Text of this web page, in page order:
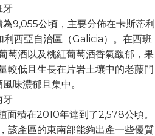
牙
9,055公頃，主要分佈在卡斯蒂利
西亞自治區（Galicia）。在西班
萄酒以及桃紅葡萄酒香氣馥郁，果
較低且生長在片岩土壤中的老藤門
味濃郁且集中。
牙
面積在2010年達到了2,578公頃。
該產區的東南部能夠出產一些優質